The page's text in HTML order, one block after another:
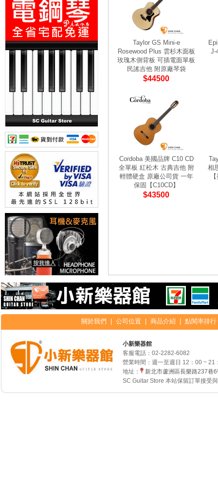
Taylor GS Mini-e
Rosewood Plus 雲杉木面板
玫瑰木側背板 可插電面單板
民謠吉他 附原廠琴袋
$44500
J-
Cordoba 美國品牌 C10 CD
全單板 紅松木 古典吉他 附
輕體硬盒 原廠公司貨 一年
保固【C10CD】
$43500
相
關於我們 公司位置 商品介紹 點閱率排行
小新樂器館
客服電話： 02-2282-6082
營業時間：週一至週日 12：00 ~ 21
地址：
新北市蘆洲區長樂路237巷
SC Guitar Store 本站保留訂單接受